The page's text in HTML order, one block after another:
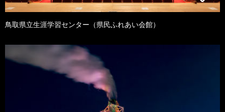
鳥取県立生涯学習センター（県民ふれあい会館）